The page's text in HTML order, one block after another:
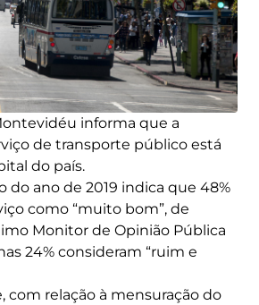
informa que a
de transporte público está
do país.
do ano de 2019 indica que 48%
como “muito bom”, de
Monitor de Opinião Pública
24% consideram “ruim e
com relação à mensuração do